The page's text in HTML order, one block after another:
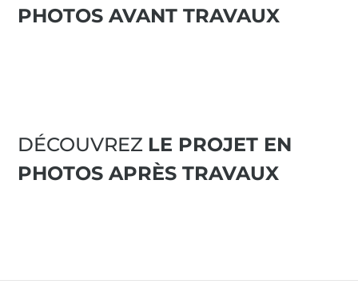
PHOTOS AVANT TRAVAUX
DÉCOUVREZ LE PROJET EN
PHOTOS APRÈS TRAVAUX